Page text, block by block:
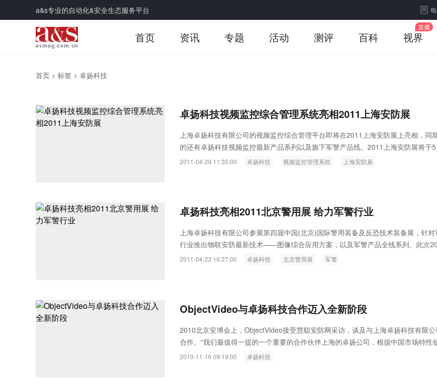
a&s专业的自动化&安全生态服务平台
首页 资讯 专题 活动 测评 百科 视界
首页 > 标签 > 卓扬科技
卓扬科技视频监控综合管理系统亮相2011上海安防展
上海卓扬科技有限公司的视频监控综合管理平台即将在2011上海安防展上亮相，同
的还有卓扬科技视频监控最新产品系列以及旗下军警产品线。2011上海安防展将于5
日-28日在上海展览中心举行...
2011-04-29 11:35:00 卓扬科技 视频监控管理系统 上海安防展
卓扬科技亮相2011北京警用展 给力军警行业
上海卓扬科技有限公司参展第四届中国(北京)国际警用装备及反恐技术装备展，针对
行业推出物联安防最新技术——图像综合应用方案，以及军警产品全线系列。此次
京警用展将于2011年5月19日-21日，在北京展览馆举行。卓扬科技展位于2号馆
2011-04-22 16:27:00 卓扬科技 北京警用展 军警
ObjectVideo与卓扬科技合作迈入全新阶段
2010北京安博会上，ObjectVideo接受慧聪安防网采访，谈及与上海卓扬科技有限公
合作。“我们最值得一提的一个重要的合作伙伴上海的卓扬公司，根据中国市场特性
特性化需求，让我们软件更贴切满足终端用户需求。上海卓扬在本地市场取得巨大成
2010-11-16 09:19:00 卓扬科技
Raythink燧石技术：以红外技
空经济时代的智能安防新生态